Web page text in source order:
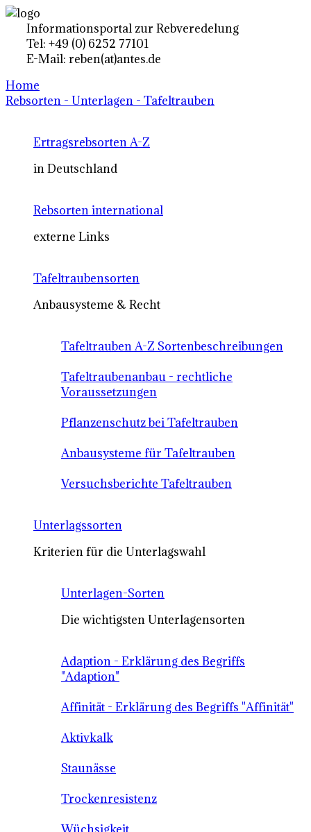
Informationsportal zur Rebveredelung
Tel: +49 (0) 6252 77101
E-Mail: reben(at)antes.de
Home
Rebsorten - Unterlagen - Tafeltrauben
Ertragsrebsorten A-Z
in Deutschland
Rebsorten international
externe Links
Tafeltraubensorten
Anbausysteme & Recht
Tafeltrauben A-Z Sortenbeschreibungen
Tafeltraubenanbau - rechtliche
Voraussetzungen
Pflanzenschutz bei Tafeltrauben
Anbausysteme für Tafeltrauben
Versuchsberichte Tafeltrauben
Unterlagssorten
Kriterien für die Unterlagswahl
Unterlagen-Sorten
Die wichtigsten Unterlagensorten
Adaption - Erklärung des Begriffs
"Adaption"
Affinität - Erklärung des Begriffs "Affinität"
Aktivkalk
Staunässe
Trockenresistenz